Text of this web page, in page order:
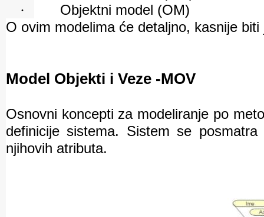
·
Objektni model (OM)
O ovim modelima će detaljno, kasnije biti
Model Objekti i Veze -MOV
Osnovni koncepti za modeliranje po
definicije sistema. Sistem se
njihovih atributa.